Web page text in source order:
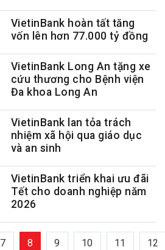
VietinBank hoàn tất tăng
vốn lên hơn 77.000 tỷ đồng
VietinBank Long An tặng xe
cứu thương cho Bệnh viện
Đa khoa Long An
VietinBank lan tỏa trách
nhiệm xã hội qua giáo dục
và an sinh
VietinBank triển khai ưu đãi
Tết cho doanh nghiệp năm
2026
7 8 9 10 11 12